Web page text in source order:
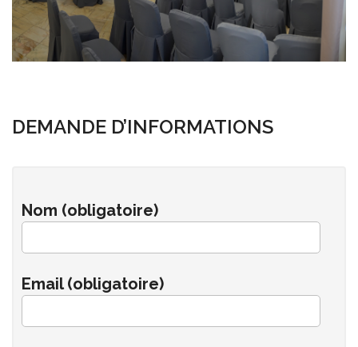
DEMANDE D’INFORMATIONS
Nom (obligatoire)
Email (obligatoire)